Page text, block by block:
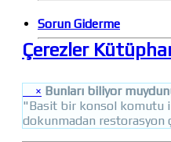
Sorun Giderme
Çerezler
× Bunları biliyor
"Basit bir konsol komutu
dokunmadan restorasyon